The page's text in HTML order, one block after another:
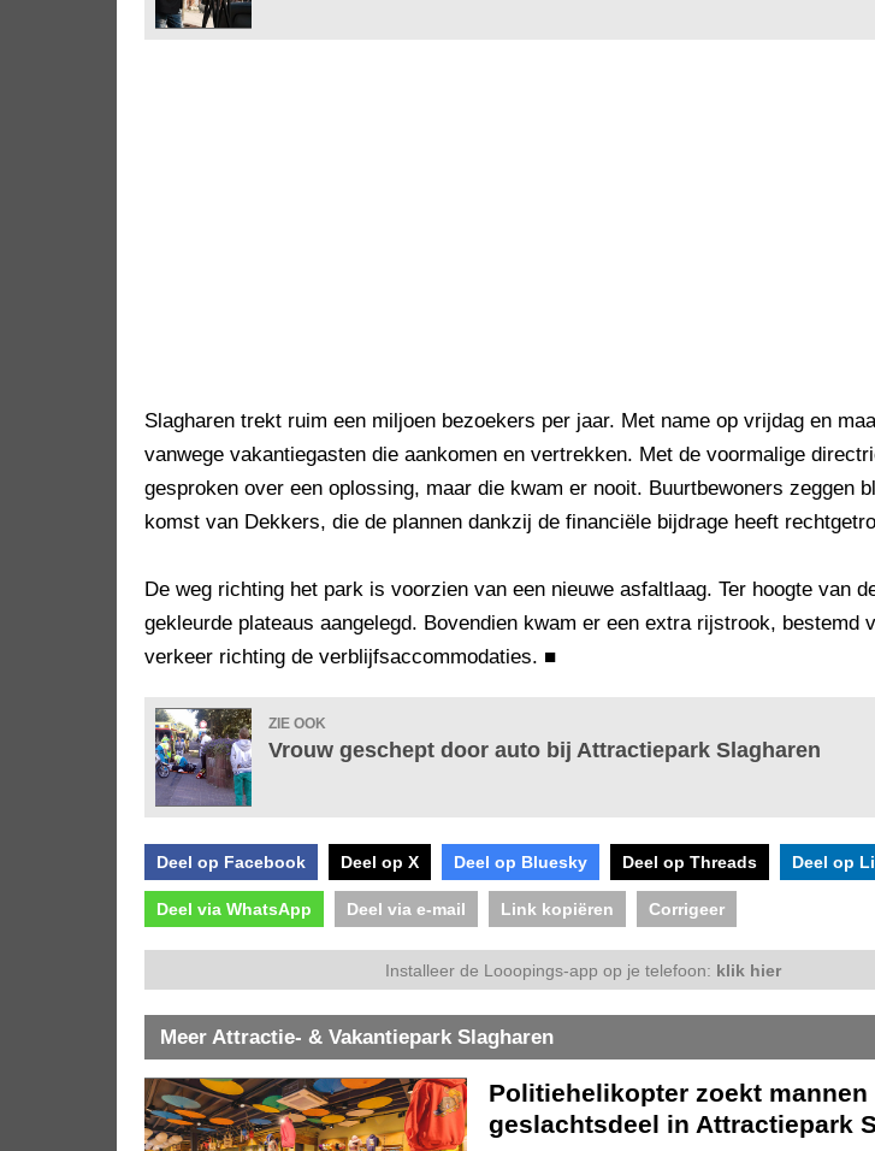
Slagharen trekt ruim een miljoen bezoekers per jaar. Met name op vrijdag en
vanwege vakantiegasten die aankomen en vertrekken. Met de voormalige
gesproken over een oplossing, maar die kwam er nooit. Buurtbewoners zeggen
komst van Dekkers, die de plannen dankzij de financiële bijdrage heeft
De weg richting het park is voorzien van een nieuwe asfaltlaag. Ter hoogte van
gekleurde plateaus aangelegd. Bovendien kwam er een extra rijstrook, bestemd
verkeer richting de verblijfsaccommodaties. ■
ZIE OOK
Vrouw geschept door auto bij Attractiepark Slagharen
Deel op Facebook Deel op X Deel op Bluesky Deel op Threads Deel op
Deel via WhatsApp Deel via e-mail Link kopiëren Corrigeer
Installeer de Looopings-app op je telefoon: klik hier
Meer Attractie- & Vakantiepark Slagharen
Politiehelikopter zoekt mannen
geslachtsdeel in Attractiepark